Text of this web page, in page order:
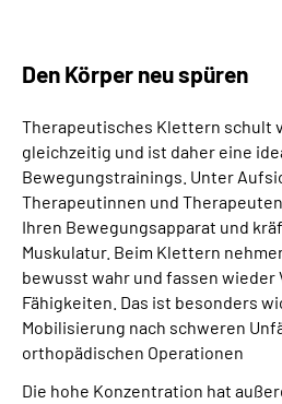
Suche
Den Körper neu spüren
Therapeutisches Klettern schult
gleichzeitig und ist daher eine
Bewegungstrainings. Unter
Therapeutinnen und
Ihren Bewegungsapparat und
Muskulatur. Beim Klettern
bewusst wahr und fassen wieder
Fähigkeiten. Das ist besonders
Mobilisierung nach schweren
orthopädischen Operationen
Die hohe Konzentration hat